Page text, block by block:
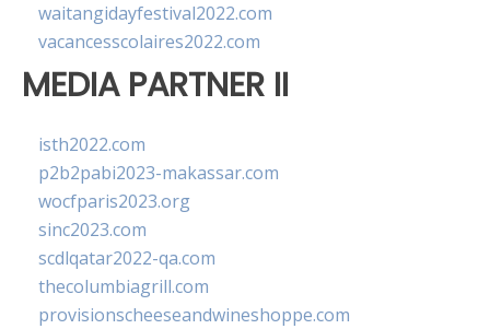
waitangidayfestival2022.com
vacancesscolaires2022.com
MEDIA PARTNER II
isth2022.com
p2b2pabi2023-makassar.com
wocfparis2023.org
sinc2023.com
scdlqatar2022-qa.com
thecolumbiagrill.com
provisionscheeseandwineshoppe.com